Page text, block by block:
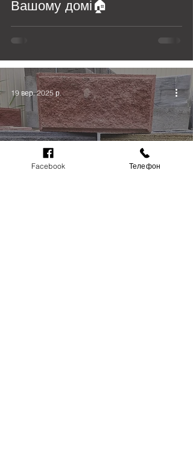
Вашому домі🏠
19 вер. 2025 р.
Facebook Телефон